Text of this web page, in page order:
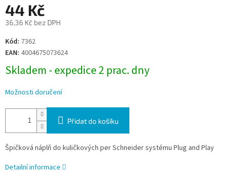
44 Kč
36,36 Kč bez DPH
Měrná
cena:
Kód: 7362
EAN: 4004675073624
Skladem - expedice 2 prac. dny
Možnosti doručení
Přidat do košíku
Špičková náplň do kuličkových per Schneider systému Plug and Play
Detailní informace